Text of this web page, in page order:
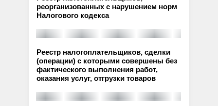
реорганизованных с нарушением норм
Налогового кодекса
Реестр налогоплательщиков, сделки
(операции) с которыми совершены без
фактического выполнения работ,
оказания услуг, отгрузки товаров